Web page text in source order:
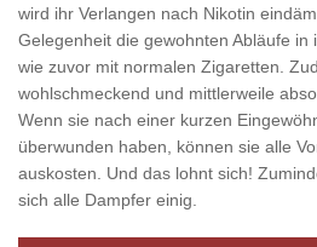
wird ihr Verlangen nach Nikotin
Gelegenheit die gewohnten Abläufe in
wie zuvor mit normalen Zigaretten.
wohlschmeckend und mittlerweile
Wenn sie nach einer kurzen
überwunden haben, können sie alle
auskosten. Und das lohnt sich!
sich alle Dampfer einig.